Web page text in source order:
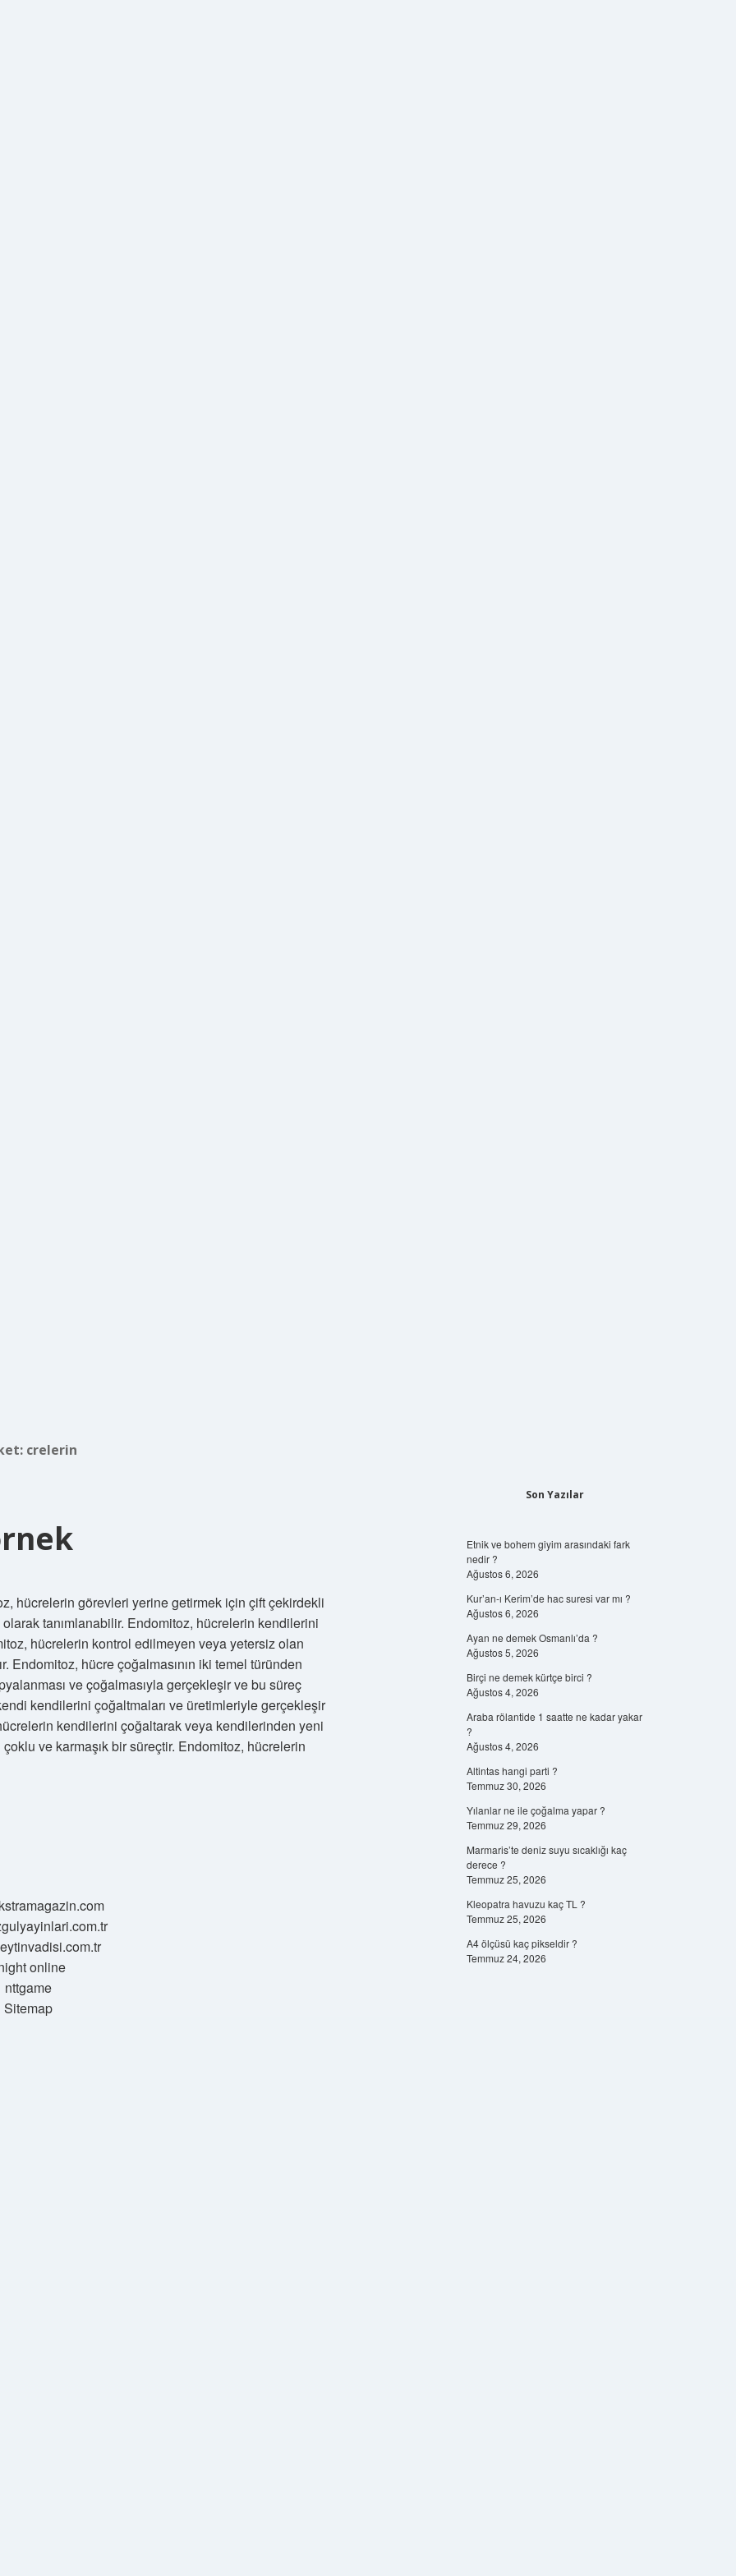
crelerin
hücrelerin görevleri yerine getirmek için çift çekirdekli
tanımlanabilir. Endomitoz, hücrelerin kendilerini
hücrelerin kontrol edilmeyen veya yetersiz olan
Endomitoz, hücre çoğalmasının iki temel türünden
ve çoğalmasıyla gerçekleşir ve bu süreç
kendilerini çoğaltmaları ve üretimleriyle gerçekleşir
kendilerini çoğaltarak veya kendilerinden yeni
ve karmaşık bir süreçtir. Endomitoz, hücrelerin
online
nttgame
Sitemap
Son Yazılar
Etnik ve bohem giyim arasındaki fark
nedir ?
Ağustos 6, 2026
Kur’an-ı Kerim’de hac suresi var mı ?
Ağustos 6, 2026
Ayan ne demek Osmanlı’da ?
Ağustos 5, 2026
Birçi ne demek kürtçe birci ?
Ağustos 4, 2026
Araba rölantide 1 saatte ne kadar yakar
?
Ağustos 4, 2026
Altintas hangi parti ?
Temmuz 30, 2026
Yılanlar ne ile çoğalma yapar ?
Temmuz 29, 2026
Marmaris’te deniz suyu sıcaklığı kaç
derece ?
Temmuz 25, 2026
Kleopatra havuzu kaç TL ?
Temmuz 25, 2026
A4 ölçüsü kaç pikseldir ?
Temmuz 24, 2026